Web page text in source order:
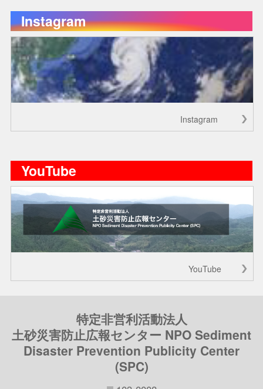
Instagram
Instagram
YouTube
YouTube
特定非営利活動法人
土砂災害防止広報センター NPO Sediment
Disaster Prevention Publicity Center
(SPC)